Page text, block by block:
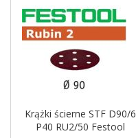
Krążki ścierne STF D90/6
P40 RU2/50 Festool